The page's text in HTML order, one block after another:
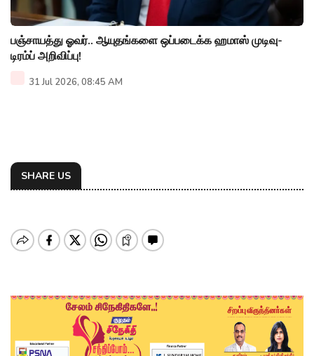
பஞ்சாயத்து ஓவர்.. ஆயுதங்களை ஒப்படைக்க ஹமாஸ் முடிவு-
டிரம்ப் அறிவிப்பு!
31 Jul 2026, 08:45 AM
SHARE US